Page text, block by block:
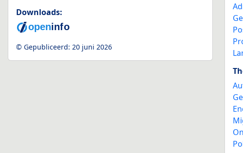
Downloads:
© Gepubliceerd: 20 juni 2026